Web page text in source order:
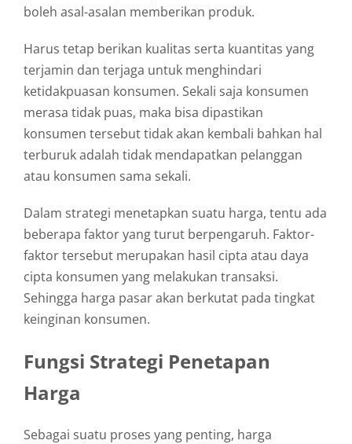
boleh asal-asalan memberikan produk.
Harus tetap berikan kualitas serta kuantitas yang
terjamin dan terjaga untuk menghindari
ketidakpuasan konsumen. Sekali saja konsumen
merasa tidak puas, maka bisa dipastikan
konsumen tersebut tidak akan kembali bahkan hal
terburuk adalah tidak mendapatkan pelanggan
atau konsumen sama sekali.
Dalam strategi menetapkan suatu harga, tentu ada
beberapa faktor yang turut berpengaruh. Faktor-
faktor tersebut merupakan hasil cipta atau daya
cipta konsumen yang melakukan transaksi.
Sehingga harga pasar akan berkutat pada tingkat
keinginan konsumen.
Fungsi Strategi Penetapan
Harga
Sebagai suatu proses yang penting, harga